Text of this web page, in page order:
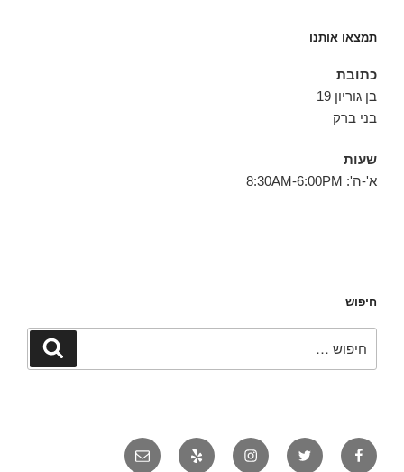
תמצאו אותנו
כתובת
בן גוריון 19
בני ברק
שעות
א'-ה': 8:30AM-6:00PM
חיפוש
חיפוש
פייסבוק טוויטר אינסטגרם יאלפ אימייל